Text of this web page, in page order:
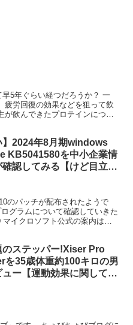
5年ぐらい経つだろうか？ 一
疲労回復の効果などを狙って飲
飲んできたプロテインについ
】2024年8月期windows
KB5041580を中小企業情
確認してみる【けど目立つ
のパッチが配布されたようで
グラムについて確認していきた
イクロソフト公式の案内はコ
のステッパー!Xiser Pro
を35歳体重約100キロの男
ュー【運動効果に関して